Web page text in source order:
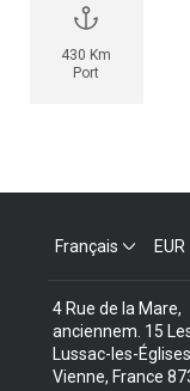
430 Km
Port
Français EUR
4 Rue de la Mare,
anciennem. 15
Lussac-les-
Vienne, France